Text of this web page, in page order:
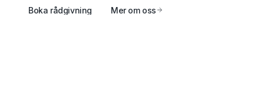
Boka rådgivning Mer om oss